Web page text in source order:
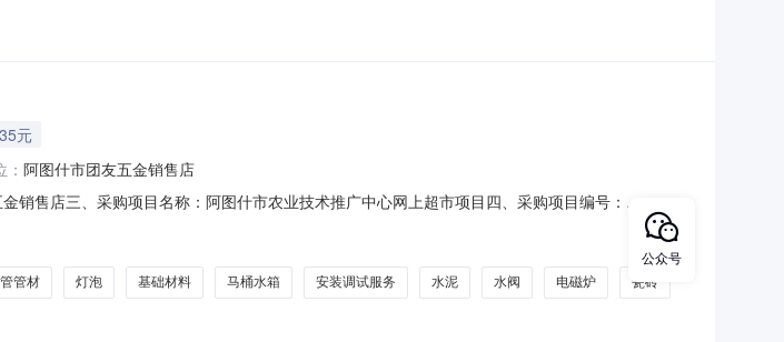
元
阿图什市团友五金销售店
售店三、采购项目名称：阿图什市农业技术推广中心网上超市项目四、采购项目编号：
：序号标项名称规格型号单位数量单价(元)总价(元)1公牛MX-B048E-BS吸顶灯公牛/BULLMX-
电磁炉电火炉美的/MideaMC-DCC3541个1
管材 灯泡 基础材料 马桶水箱 安装调试服务 水泥 水阀 电磁炉 瓷砖
公众号